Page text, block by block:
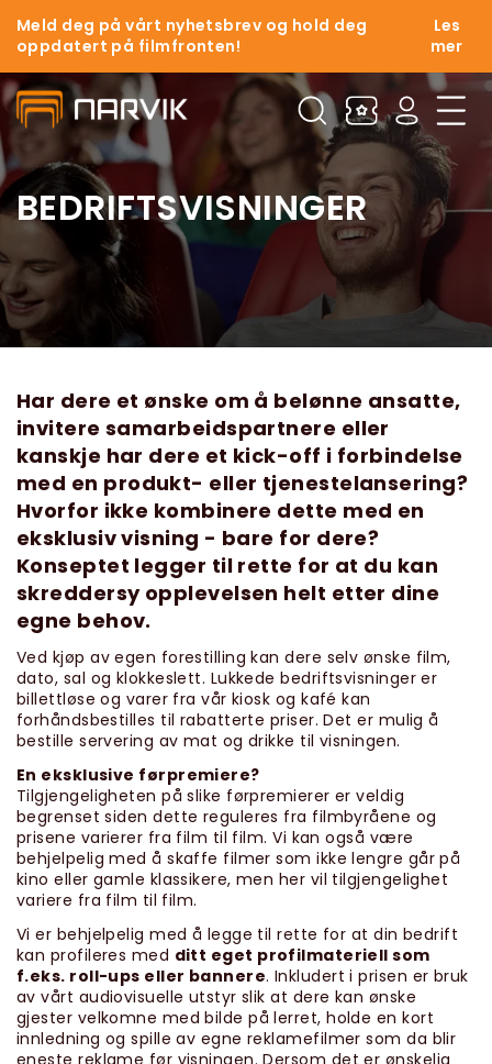
Meld deg på vårt nyhetsbrev og hold deg
oppdatert på filmfronten!
Les
mer
BEDRIFTSVISNINGER
Har dere et ønske om å belønne ansatte,
invitere samarbeidspartnere eller
kanskje har dere et kick-off i forbindelse
med en produkt- eller tjenestelansering?
Hvorfor ikke kombinere dette med en
eksklusiv visning - bare for dere?
Konseptet legger til rette for at du kan
skreddersy opplevelsen helt etter dine
egne behov.
Ved kjøp av egen forestilling kan dere selv ønske film,
dato, sal og klokkeslett. Lukkede bedriftsvisninger er
billettløse og varer fra vår kiosk og kafé kan
forhåndsbestilles til rabatterte priser. Det er mulig å
bestille servering av mat og drikke til visningen.
En eksklusive førpremiere?
Tilgjengeligheten på slike førpremierer er veldig
begrenset siden dette reguleres fra filmbyråene og
prisene varierer fra film til film. Vi kan også være
behjelpelig med å skaffe filmer som ikke lengre går på
kino eller gamle klassikere, men her vil tilgjengelighet
variere fra film til film.
Vi er behjelpelig med å legge til rette for at din bedrift
kan profileres med ditt eget profilmateriell som
f.eks. roll-ups eller bannere. Inkludert i prisen er bruk
av vårt audiovisuelle utstyr slik at dere kan ønske
gjester velkomne med bilde på lerret, holde en kort
innledning og spille av egne reklamefilmer som da blir
eneste reklame før visningen. Dersom det er ønskelig